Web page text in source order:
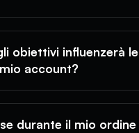
obiettivi influenzerà le
account?
durante il mio ordine